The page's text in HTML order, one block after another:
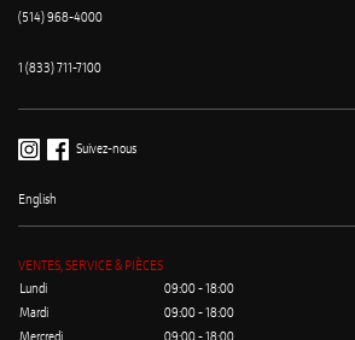
(514) 968-4000
1 (833) 711-7100
Suivez-nous
English
VENTES, SERVICE & PIÈCES
Lundi
09:00 - 18:00
Mardi
09:00 - 18:00